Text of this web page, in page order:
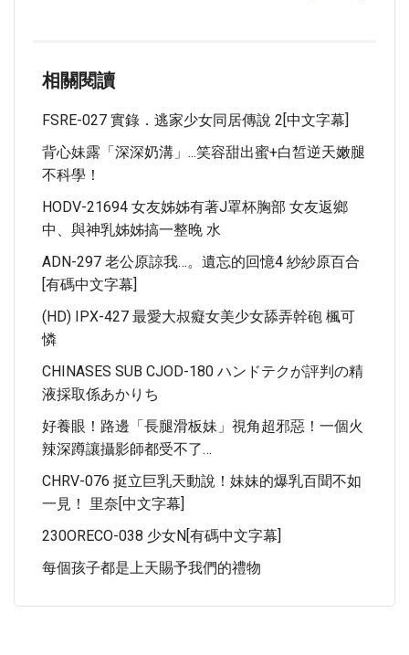
相關閱讀
FSRE-027 實錄．逃家少女同居傳說 2[中文字幕]
背心妹露「深深奶溝」...笑容甜出蜜+白皙逆天嫩腿
不科學！
HODV-21694 女友姊姊有著J罩杯胸部 女友返鄉
中、與神乳姊姊搞一整晚 水
ADN-297 老公原諒我…。遺忘的回憶4 紗紗原百合
[有碼中文字幕]
(HD) IPX-427 最愛大叔癡女美少女舔弄幹砲 楓可
憐
CHINASES SUB CJOD-180 ハンドテクが評判の精
液採取係あかりち
好養眼！路邊「長腿滑板妹」視角超邪惡！一個火
辣深蹲讓攝影師都受不了…
CHRV-076 挺立巨乳天動說！妹妹的爆乳百聞不如
一見！ 里奈[中文字幕]
230ORECO-038 少女N[有碼中文字幕]
每個孩子都是上天賜予我們的禮物